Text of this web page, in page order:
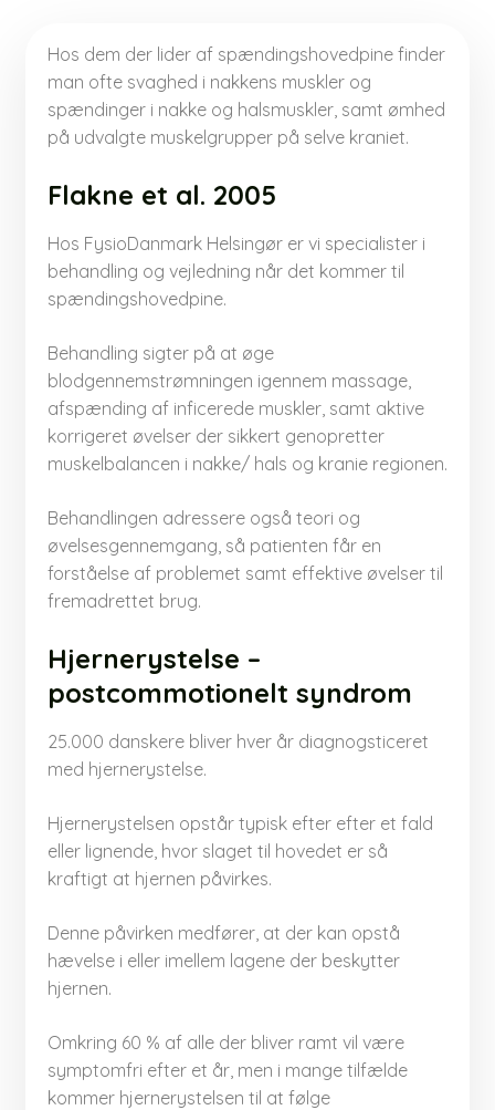
Hos dem der lider af spændingshovedpine finder
man ofte svaghed i nakkens muskler og
spændinger i nakke og halsmuskler, samt ømhed
på udvalgte muskelgrupper på selve kraniet.
Flakne et al. 2005​
Hos FysioDanmark Helsingør er vi specialister i
behandling og vejledning når det kommer til
spændingshovedpine.
Behandling sigter på at øge
blodgennemstrømningen igennem massage,
afspænding af inficerede muskler, samt aktive
korrigeret øvelser der sikkert genopretter
muskelbalancen i nakke/ hals og kranie regionen.
Behandlingen adressere også teori og
øvelsesgennemgang, så patienten får en
forståelse af problemet samt effektive øvelser til
fremadrettet brug.
Hjernerystelse –
postcommotionelt syndrom
25.000 danskere bliver hver år diagnogsticeret
med hjernerystelse.
Hjernerystelsen opstår typisk efter efter et fald
eller lignende, hvor slaget til hovedet er så
kraftigt at hjernen påvirkes.
Denne påvirken medfører, at der kan opstå
hævelse i eller imellem lagene der beskytter
hjernen.
Omkring 60 % af alle der bliver ramt vil være
symptomfri efter et år, men i mange tilfælde
kommer hjernerystelsen til at følge